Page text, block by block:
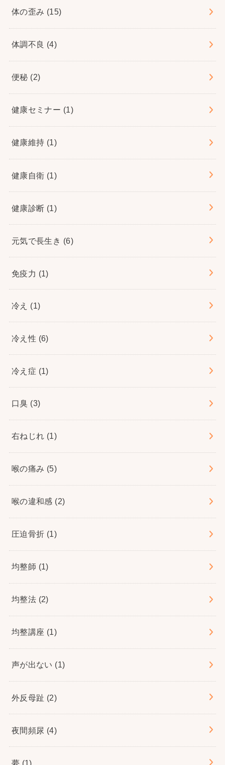
体の歪み (15)
体調不良 (4)
便秘 (2)
健康セミナー (1)
健康維持 (1)
健康自衛 (1)
健康診断 (1)
元気で長生き (6)
免疫力 (1)
冷え (1)
冷え性 (6)
冷え症 (1)
口臭 (3)
右ねじれ (1)
喉の痛み (5)
喉の違和感 (2)
圧迫骨折 (1)
均整師 (1)
均整法 (2)
均整講座 (1)
声が出ない (1)
外反母趾 (2)
夜間頻尿 (4)
夢 (1)